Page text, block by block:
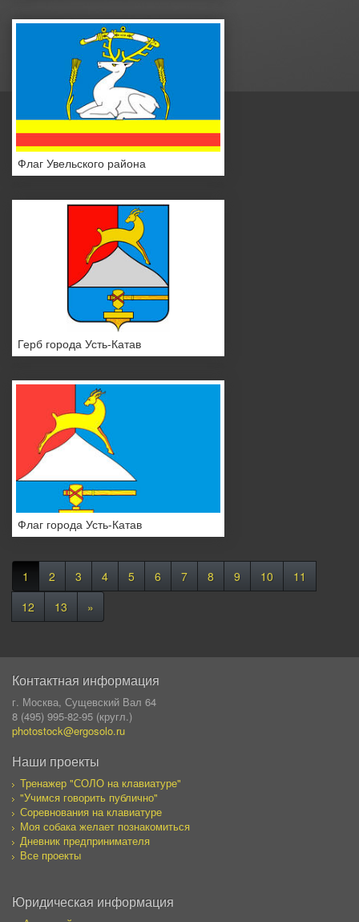
Флаг Увельского района
Герб города Усть-Катав
Флаг города Усть-Катав
1 2 3 4 5 6 7 8 9 10
11
12
13 »
Контактная информация
г. Москва, Сущевский Вал 64
8 (495) 995-82-95 (кругл.)
photostock@ergosolo.ru
Наши проекты
Тренажер "СОЛО на клавиатуре"
"Учимся говорить публично"
Соревнования на клавиатуре
Моя собака желает познакомиться
Дневник предпринимателя
Все проекты
Юридическая информация